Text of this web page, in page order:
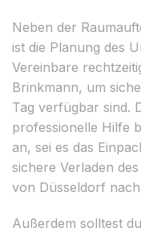
Neben der
ist die Planung des
Vereinbare
Brinkmann, um
Tag verfügbar sind.
professionelle Hilfe
an, sei es das
sichere Verladen
von Düsseldorf
Außerdem solltest